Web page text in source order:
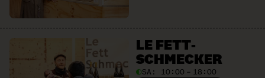
LE FETT­
SCHMECKER
SA: 10:00 – 18:00